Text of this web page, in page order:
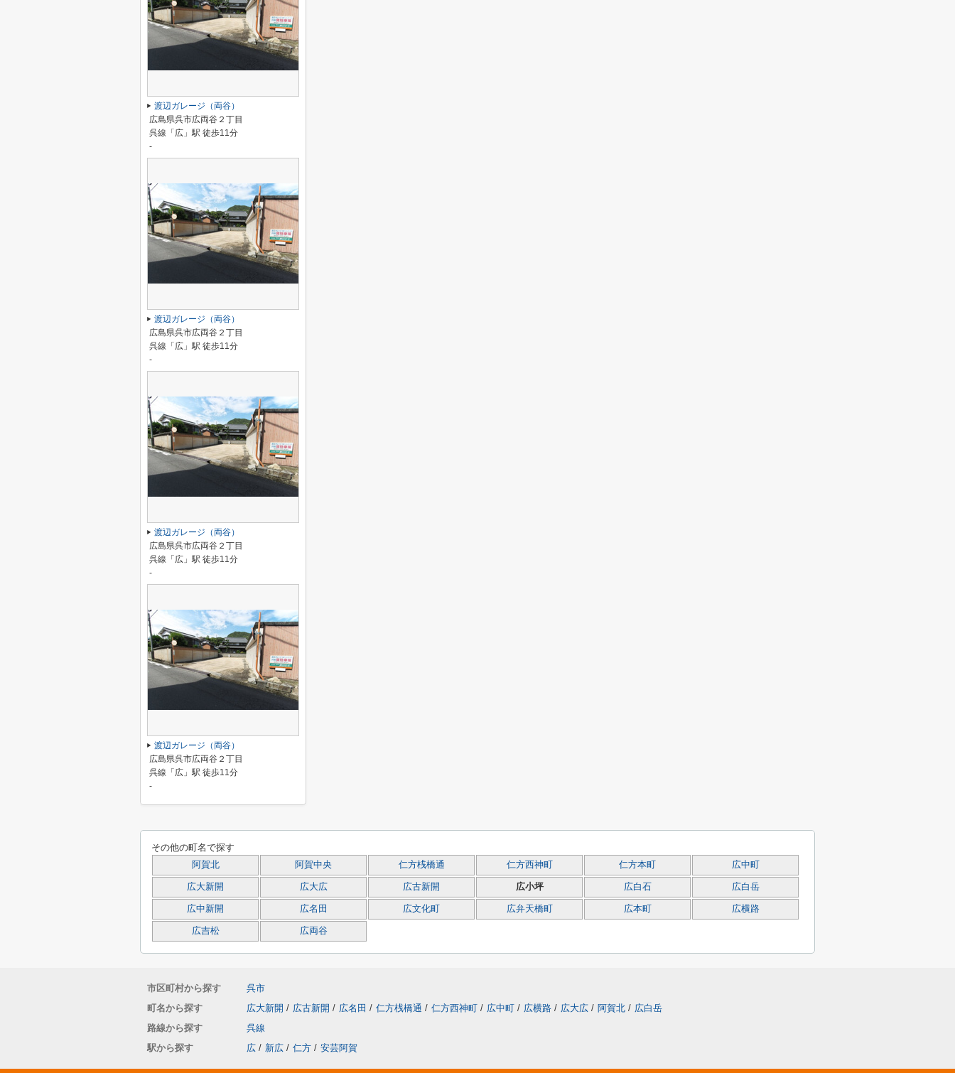
渡辺ガレージ（両谷）
広島県呉市広両谷２丁目
呉線「広」駅 徒歩11分
-
渡辺ガレージ（両谷）
広島県呉市広両谷２丁目
呉線「広」駅 徒歩11分
-
渡辺ガレージ（両谷）
広島県呉市広両谷２丁目
呉線「広」駅 徒歩11分
-
渡辺ガレージ（両谷）
広島県呉市広両谷２丁目
呉線「広」駅 徒歩11分
-
その他の町名で探す
阿賀北 阿賀中央 仁方桟橋通 仁方西神町 仁方本町 広中町
広大新開 広大広 広古新開 広小坪 広白石 広白岳
広中新開 広名田 広文化町 広弁天橋町 広本町 広横路
広吉松 広両谷
市区町村から探す
呉市
町名から探す
広大新開 / 広古新開 / 広名田 / 仁方桟橋通 / 仁方西神町 / 広中町 / 広横路 / 広大広 / 阿賀北 / 広白岳
路線から探す
呉線
駅から探す
広 / 新広 / 仁方 / 安芸阿賀